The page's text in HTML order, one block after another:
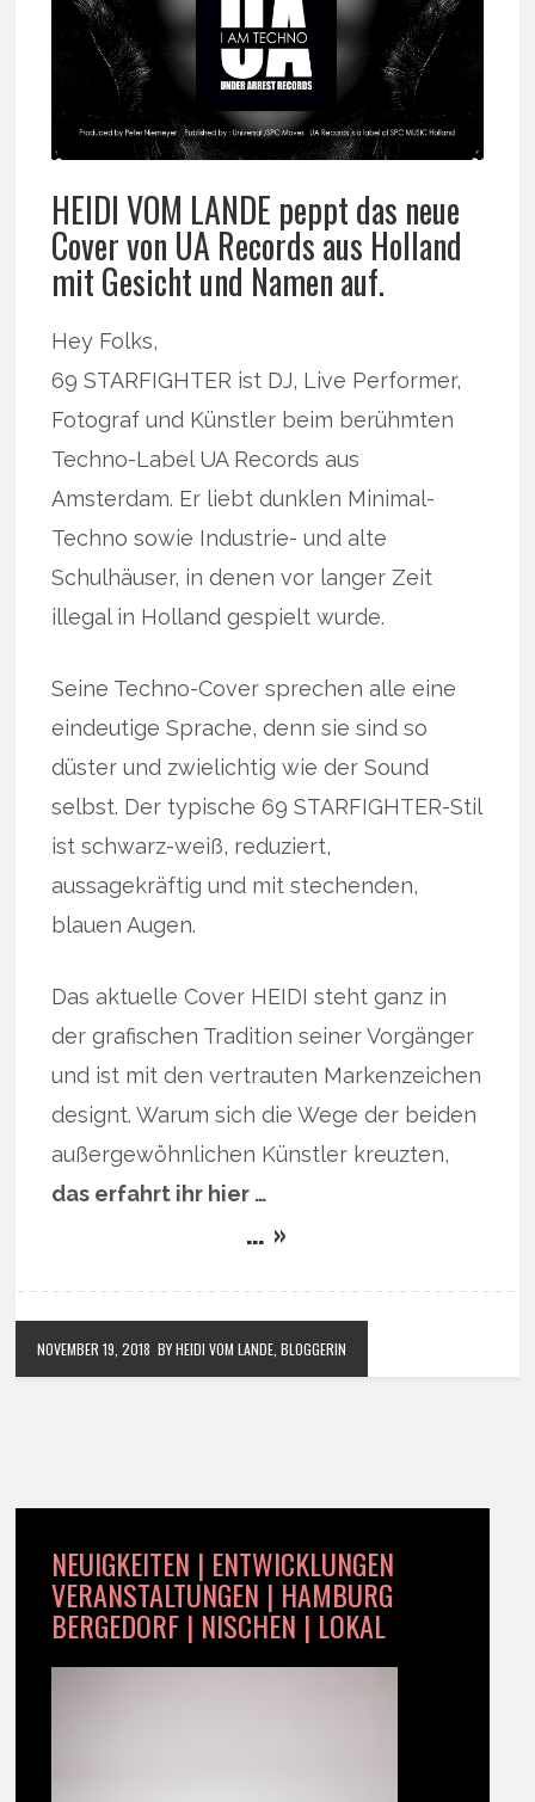
HEIDI VOM LANDE peppt das neue
Cover von UA Records aus Holland
mit Gesicht und Namen auf.
Hey Folks,
69 STARFIGHTER ist DJ, Live Performer,
Fotograf und Künstler beim berühmten
Techno-Label UA Records aus
Amsterdam. Er liebt dunklen Minimal-
Techno sowie Industrie- und alte
Schulhäuser, in denen vor langer Zeit
illegal in Holland gespielt wurde.
Seine Techno-Cover sprechen alle eine
eindeutige Sprache, denn sie sind so
düster und zwielichtig wie der Sound
selbst. Der typische 69 STARFIGHTER-Stil
ist schwarz-weiß, reduziert,
aussagekräftig und mit stechenden,
blauen Augen.
Das aktuelle Cover HEIDI steht ganz in
der grafischen Tradition seiner Vorgänger
und ist mit den vertrauten Markenzeichen
designt. Warum sich die Wege der beiden
außergewöhnlichen Künstler kreuzten,
das erfahrt ihr hier …
… »
NOVEMBER 19, 2018 BY HEIDI VOM LANDE, BLOGGERIN
NEUIGKEITEN | ENTWICKLUNGEN
VERANSTALTUNGEN | HAMBURG
BERGEDORF | NISCHEN | LOKAL